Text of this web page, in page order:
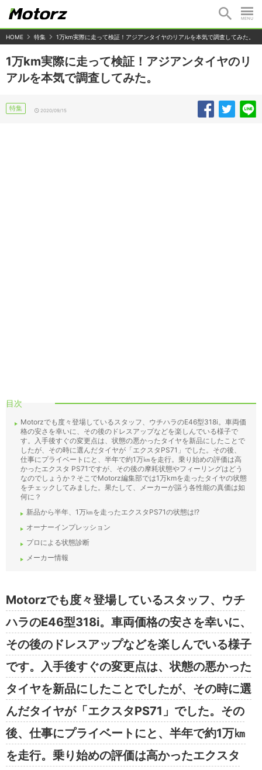
HOME 特集 1万km実際に走って検証！アジアンタイヤのリアルを本気で調査してみた。
1万km実際に走って検証！アジアンタイヤのリ
アルを本気で調査してみた。
特集 2020/09/15
目次
Motorzでも度々登場しているスタッフ、ウチハラのE46型318i。車両価
格の安さを幸いに、その後のドレスアップなどを楽しんでいる様子で
す。入手後すぐの変更点は、状態の悪かったタイヤを新品にしたことで
したが、その時に選んだタイヤが「エクスタPS71」でした。その後、
仕事にプライベートにと、半年で約1万㎞を走行。乗り始めの評価は高
かったエクスタ PS71ですが、その後の摩耗状態やフィーリングはどう
なのでしょうか？そこでMotorz編集部では1万kmを走ったタイヤの状態
をチェックしてみました。果たして、メーカーが謳う各性能の真価は如
何に？
新品から半年、1万㎞を走ったエクスタPS71の状態は!?
オーナーインプレッション
プロによる状態診断
メーカー情報
Motorzでも度々登場しているスタッフ、ウチ
ハラのE46型318i。車両価格の安さを幸いに、
その後のドレスアップなどを楽しんでいる様子
です。入手後すぐの変更点は、状態の悪かった
タイヤを新品にしたことでしたが、その時に選
んだタイヤが「エクスタPS71」でした。その
後、仕事にプライベートにと、半年で約1万㎞
を走行。乗り始めの評価は高かったエクスタ